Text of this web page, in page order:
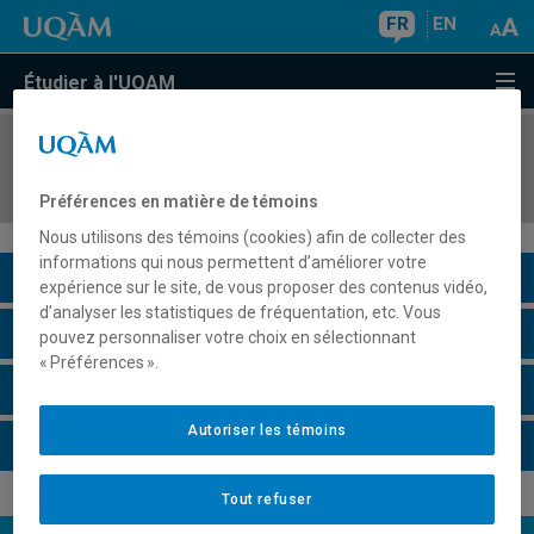
FR EN
Étudier à l'UQAM
COURS//
Description du cours
Horaire - Été 2026
Préférences en matière de témoins
Nous utilisons des témoins (cookies) afin de collecter des
informations qui nous permettent d’améliorer votre
expérience sur le site, de vous proposer des contenus vidéo,
d’analyser les statistiques de fréquentation, etc. Vous
pouvez personnaliser votre choix en sélectionnant
« Préférences ».
Tout refuser
Autoriser les témoins